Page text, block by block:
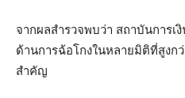
จากผลสำรวจพบว่า สถาบันการเ
ด้านการฉ้อโกงในหลายมิติที่สูงก
สำคัญ